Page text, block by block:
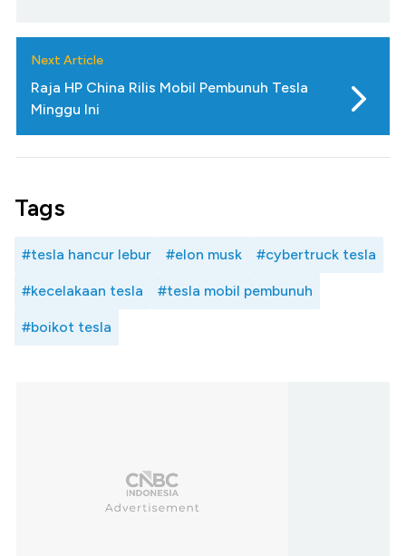
Next Article
Raja HP China Rilis Mobil Pembunuh Tesla
Minggu Ini
Tags
#tesla hancur lebur #elon musk #cybertruck tesla
#kecelakaan tesla #tesla mobil pembunuh
#boikot tesla